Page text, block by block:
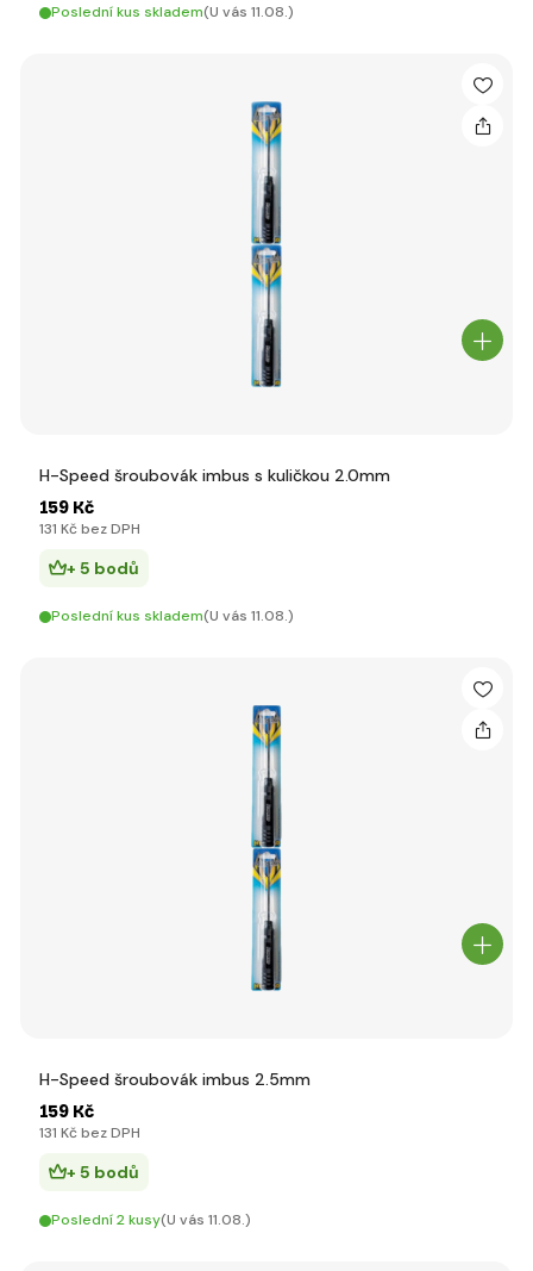
Poslední kus skladem(U vás 11.08.)
H-Speed šroubovák imbus s kuličkou 2.0mm
159 Kč
131 Kč bez DPH
+ 5 bodů
Poslední kus skladem(U vás 11.08.)
H-Speed šroubovák imbus 2.5mm
159 Kč
131 Kč bez DPH
+ 5 bodů
Poslední 2 kusy(U vás 11.08.)